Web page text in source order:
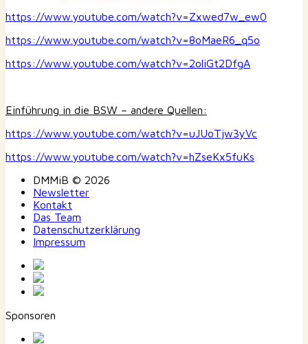
https://www.youtube.com/watch?v=Zxwed7w_ew0
https://www.youtube.com/watch?v=8oMaeR6_q5o
https://www.youtube.com/watch?v=2oliGt2DfgA
Einführung in die BSW – andere Quellen:
https://www.youtube.com/watch?v=uJUoTjw3yVc
https://www.youtube.com/watch?v=hZseKx5fuKs
DMMiB © 2026
Newsletter
Kontakt
Das Team
Datenschutzerklärung
Impressum
Sponsoren